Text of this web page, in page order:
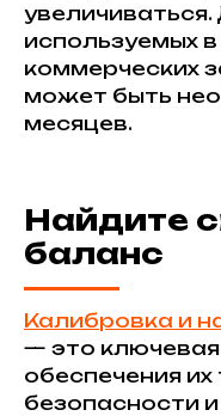
используемых
коммерческих
может быть
месяцев.
Найдите
баланс
Калибровка и
— это
обеспечения их
безопасности